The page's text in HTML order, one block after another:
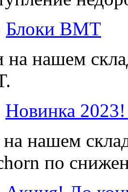
Блоки BMT
нашем
Новинка
нашем
по